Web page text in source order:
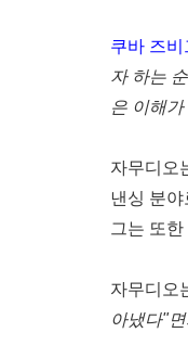
쿠바 즈비
자 하는
은 이해가
자무디오
낸싱 분야
그는 또한
자무디오
아냈다"